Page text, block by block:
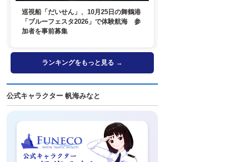
巡視船「だいせん」、10月25日の舞鶴港
「ブルーフェスタ2026」で体験航海 参
加者を事前募集
ランキングをもっと見る →
公式キャラクター 帆海みなと